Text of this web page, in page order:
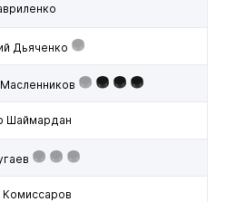
Дьяченко
Шаймардан
Комиссаров